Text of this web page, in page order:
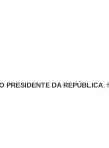
PRESIDENTE DA REPÚBLICA,